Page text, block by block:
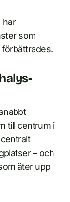
har
som
till centrum i
– och
äter upp